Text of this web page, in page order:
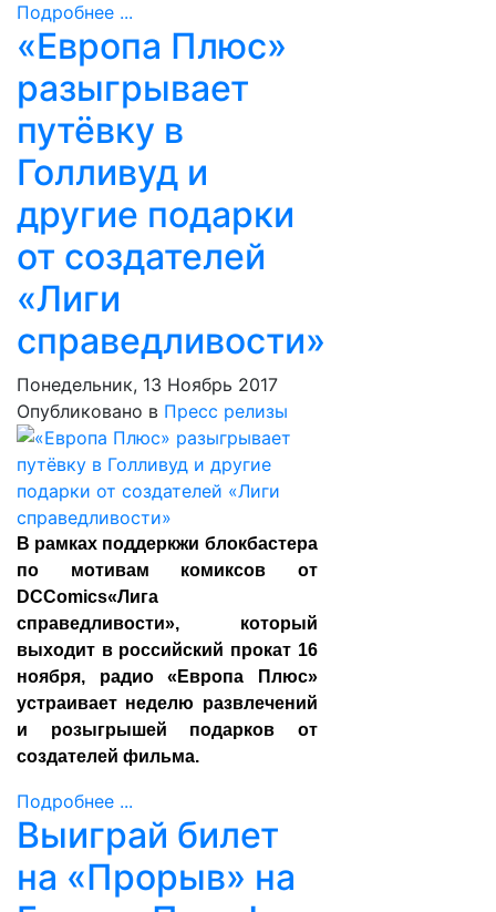
Подробнее ...
«Европа Плюс»
разыгрывает
путёвку в
Голливуд и
другие подарки
от создателей
«Лиги
справедливости»
Понедельник, 13 Ноябрь 2017
Опубликовано в Пресс релизы
В рамках поддеркжи блокбастера
по мотивам комиксов от
DCComics«Лига
справедливости», который
выходит в российский прокат 16
ноября, радио «Европа Плюс»
устраивает неделю развлечений
и розыгрышей подарков от
создателей фильма.
Подробнее ...
Выиграй билет
на «Прорыв» на